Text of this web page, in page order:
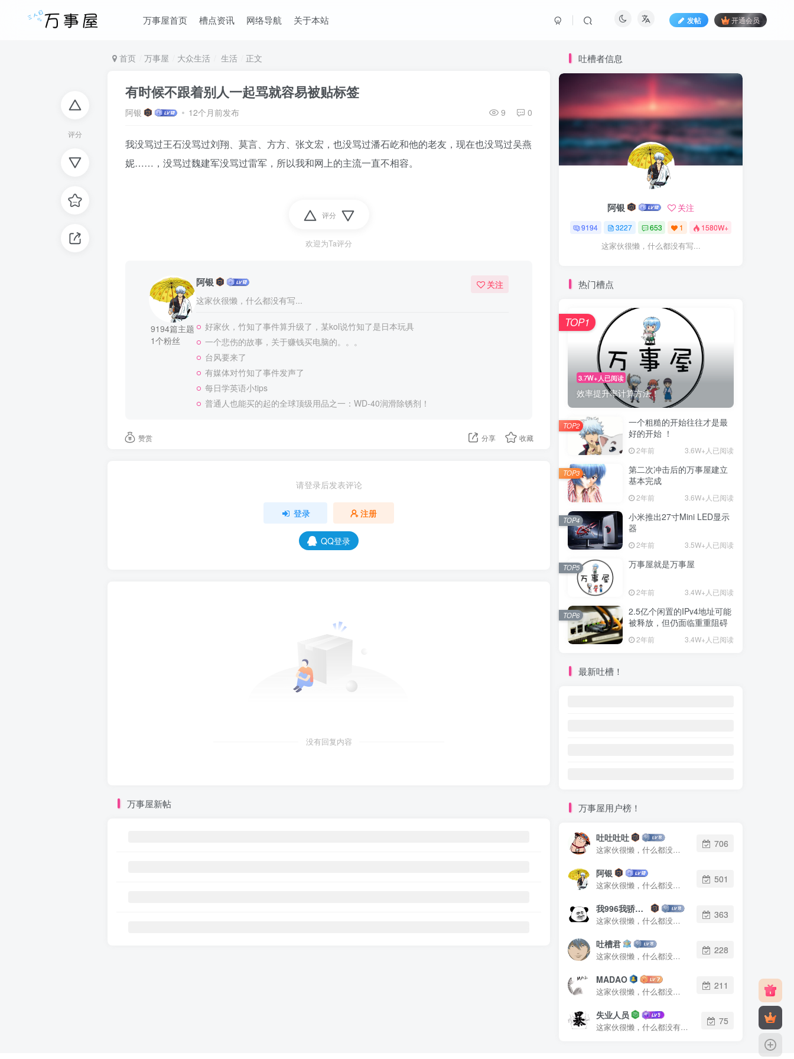
万事屋首页 槽点资讯 网络导航 关于本站 发帖 开通会员
评分
首页 万事屋 大众生活 生活 正文
有时候不跟着别人一起骂就容易被贴标签
阿银 12个月前发布 9 0
我没骂过王石没骂过刘翔、莫言、方方、张文宏，也没骂过潘石屹和他的老友，现在也没骂过吴燕
妮……，没骂过魏建军没骂过雷军，所以我和网上的主流一直不相容。
评分
欢迎为Ta评分
9194篇主题
1个粉丝
阿银
这家伙很懒，什么都没有写...
关注
好家伙，竹知了事件算升级了，某kol说竹知了是日本玩具
一个悲伤的故事，关于赚钱买电脑的。。。
台风要来了
有媒体对竹知了事件发声了
每日学英语小tips
普通人也能买的起的全球顶级用品之一：WD-40润滑除锈剂！
赞赏 分享 收藏
请登录后发表评论
登录 注册
QQ登录
没有回复内容
万事屋新帖
吐槽者信息
阿银 关注
9194 3227 653 1 1580W+
这家伙很懒，什么都没有写...
热门槽点
3.7W+人已阅读
效率提升率计算方法！
TOP1
一个粗糙的开始往往才是最
好的开始 ！
2年前 3.6W+人已阅读
TOP2
第二次冲击后的万事屋建立
基本完成
2年前 3.6W+人已阅读
TOP3
小米推出27寸Mini LED显示
器
2年前 3.5W+人已阅读
TOP4
万事屋就是万事屋
2年前 3.4W+人已阅读
TOP5
2.5亿个闲置的IPv4地址可能
被释放，但仍面临重重阻碍
2年前 3.4W+人已阅读
TOP6
最新吐槽！
万事屋用户榜！
吐吐吐吐
这家伙很懒，什么都没有写...
706
阿银
这家伙很懒，什么都没有写...
501
我996我骄傲了么
这家伙很懒，什么都没有写...
363
吐槽君
这家伙很懒，什么都没有写...
228
MADAO
这家伙很懒，什么都没有写...
211
失业人员
这家伙很懒，什么都没有写...
75